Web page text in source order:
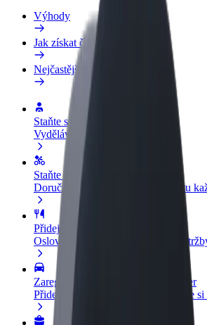
Výhody
Jak získat členství
Nejčastější otázky
Staňte se řidičem
Vydělávejte podle sebe
Staňte se kurýrem
Doručujte jídlo a dostávejte výplatu
Přidejte restauraci nebo obchod
Oslovte více zákazníků a zvyšte si
Zaregistrujte se jako flotilový partner
Přidejte svou flotilu k Boltu a zvyšte si